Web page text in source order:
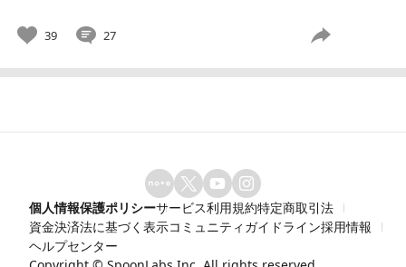
39 27
個人情報保護ポリシーサービス利用規約特定商取引法
資金決済法に基づく表示コミュニティガイドライン採用情報
ヘルプセンター